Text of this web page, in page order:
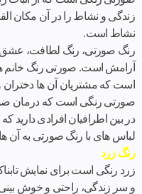
زندگی و نشاط را در آن مکان
نشاط است.
رنگ صورتی، رنگ لطافت، عشق،
آرامش است. صورتی رنگ
است که مشتریان آن ها دختران
صورتی رنگی است که درمان
در بین اطرافیان افرادی دارید
لباس های با رنگ صورتی به آن ها
رنگ زرد
زرد رنگی است برای نمایش
و سر زندگی، راحتی و خوش